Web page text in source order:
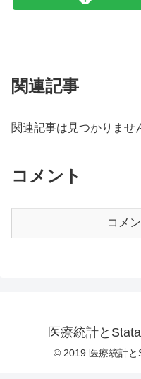
関連記事
関連記事は見つかりませ
コメント
コメ
医療統計と
© 2019 医療統計と